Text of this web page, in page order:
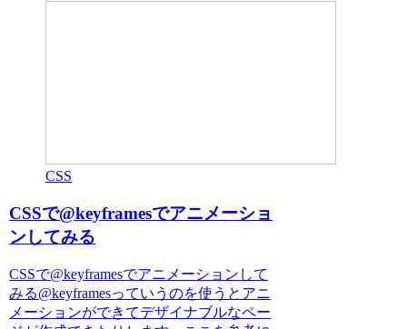
CSS
CSSで@keyframesでアニメーショ
ンしてみる
CSSで@keyframesでアニメーションして
みる@keyframesっていうのを使うとアニ
メーションができてデザイナブルなペー